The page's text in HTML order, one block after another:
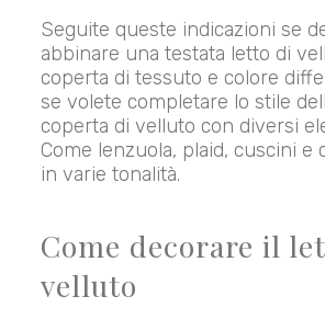
Seguite queste indicazioni se
abbinare una testata letto di
coperta di tessuto e colore
se volete completare lo stile
coperta di velluto con diversi
Come lenzuola, plaid, cuscini e
in varie tonalità.
Come decorare il
velluto